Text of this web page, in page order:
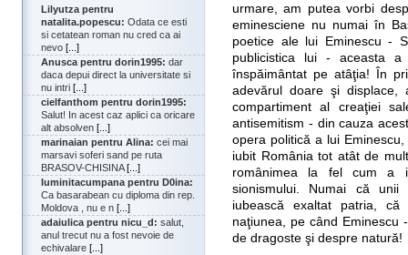
Lilyutza pentru
natalita.popescu: Odata ce esti
si cetatean roman nu cred ca ai
nevo [...]
Anusca pentru dorin1995: dar
daca depui direct la universitate si
nu intri [...]
cielfanthom pentru dorin1995:
Salut! In acest caz aplici ca oricare
alt absolven [...]
marinaian pentru Alina: cei mai
marsavi soferi sand pe ruta
BRASOV-CHISINA[...]
luminitacumpana pentru D0ina:
Ca basarabean cu diploma din rep.
Moldova , nu e n [...]
adaiulica pentru nicu_d: salut,
anul trecut nu a fost nevoie de
echivalare [...]
urmare, am putea vorbi
eminesciene nu numai în
poetice ale lui Eminescu -
publicistica lui - aceasta
înspăimântat pe atâţia! În
adevărul doare şi
compartiment al creaţiei
antisemitism - din cauza
opera politică a lui
iubit România tot atât de
românimea la fel cum a
sionismului. Numai că
iubească exaltat patria,
naţiunea, pe când Eminescu
de dragoste şi despre natură!